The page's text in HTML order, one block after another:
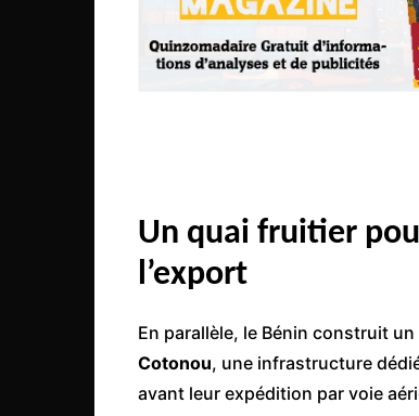
Un quai fruitier
l’export
En parallèle, le Bénin construit un
Cotonou, une infrastructure
avant leur expédition par voie